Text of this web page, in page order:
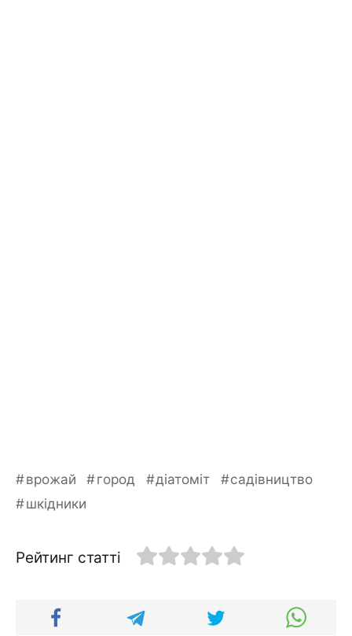
врожай город діатоміт
садівництво
шкідники
Рейтинг статті